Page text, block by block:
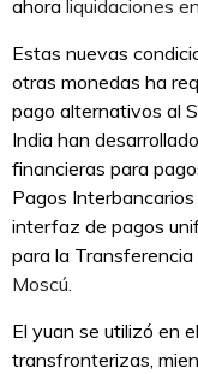
ahora liquidaciones
Estas nuevas
otras monedas ha
pago alternativos al
India han
financieras para
Pagos
interfaz de pagos
para la
Moscú.
El yuan se utilizó en
transfronterizas,